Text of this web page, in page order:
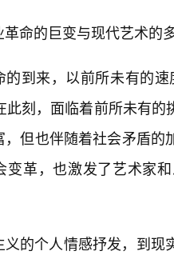
革命的巨变与现代艺术的
的到来，以前所未有的
此刻，面临着前所未有
，但也伴随着社会矛盾
变革，也激发了艺术家
义的个人情感抒发，到